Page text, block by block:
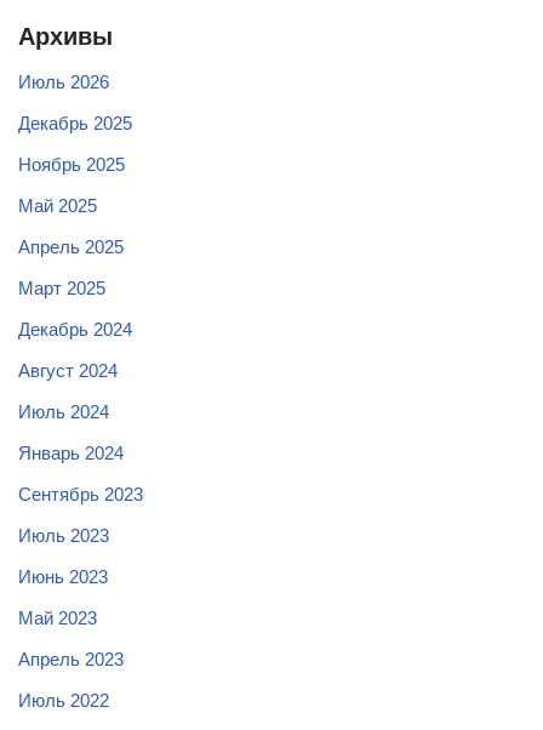
Архивы
Июль 2026
Декабрь 2025
Ноябрь 2025
Май 2025
Апрель 2025
Март 2025
Декабрь 2024
Август 2024
Июль 2024
Январь 2024
Сентябрь 2023
Июль 2023
Июнь 2023
Май 2023
Апрель 2023
Июль 2022